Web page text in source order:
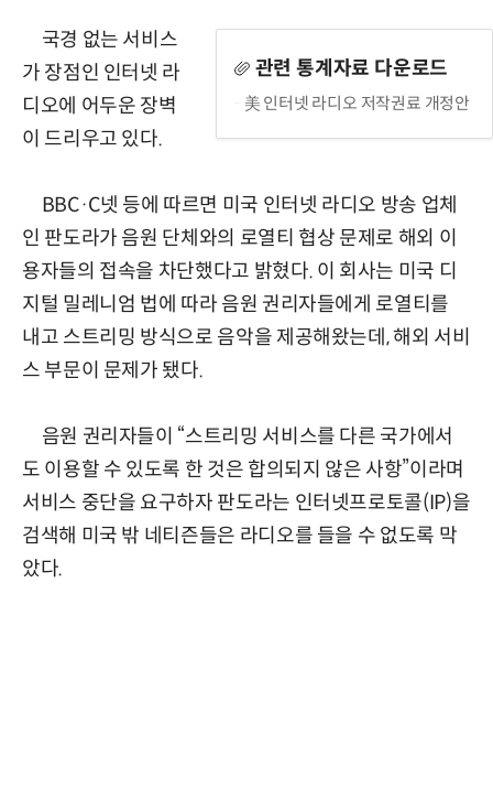
관련 통계자료 다운로드
美 인터넷 라디오 저작권료 개정안
국경 없는 서비스
가 장점인 인터넷 라
디오에 어두운 장벽
이 드리우고 있다.
BBC·C넷 등에 따르면 미국 인터넷 라디오 방송 업체
인 판도라가 음원 단체와의 로열티 협상 문제로 해외 이
용자들의 접속을 차단했다고 밝혔다. 이 회사는 미국 디
지털 밀레니엄 법에 따라 음원 권리자들에게 로열티를
내고 스트리밍 방식으로 음악을 제공해왔는데, 해외 서비
스 부문이 문제가 됐다.
음원 권리자들이 “스트리밍 서비스를 다른 국가에서
도 이용할 수 있도록 한 것은 합의되지 않은 사항”이라며
서비스 중단을 요구하자 판도라는 인터넷프로토콜(IP)을
검색해 미국 밖 네티즌들은 라디오를 들을 수 없도록 막
았다.